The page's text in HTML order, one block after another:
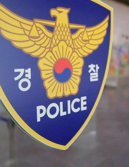
탄도미사일 가능성
생…"원인 파악 중"
사체 발사"
야도 계속[내일날씨]
염 취소…11일 재개
대한국 무역적자 있어"
유의 압수수색에 '충격·당황'
신…영등포 순간 '40도'
…내란 중요임무종사 혐의
른 801.67 마감
내린 6296.38 마감
원 마감